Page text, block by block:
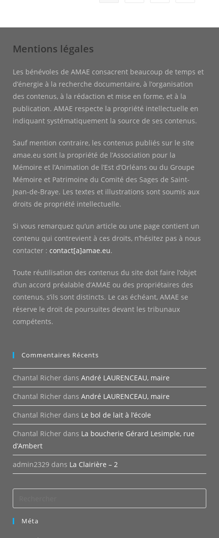
Mentions légales
Les bénévoles de AMAE consacrent beaucoup de temps et
d’énergie à la recherche documentaire, à l’organisation
des contenus, à la rédaction et mise en forme, et à la
publication. AMAE respecte la propriété intellectuelle en
indiquant systématiquement la source de ses contenus.
Sauf mention contraire, les contenus publiés sur le site
amae.eu sont la propriété de l’Association pour la
Mémoire et l’Animation de l’Est d’Orléans ou du Groupe
Mémoire et Patrimoine du Comité des Sages de Saint-
Jean-de-Braye. Les textes et illustrations sont soumis aux
droits de propriété intellectuelle.
Si vous remarquez qu’un article ou une page contient un
contenu qui contrevient à ces droits, n’hésitez pas à nous
contacter :contact[a]amae.eu.
Toute réutilisation des contenus du site doit faire l’objet
d’un accord préalable d’AMAE ou des propriétaires des
contenus, s’ils sont distincts. Le cas échéant, AMAE se
réserve le droit de poursuites devant les tribunaux
compétents.
Commentaires Récents
Chantal Richer dansAndré LAURENCEAU, maire
Chantal Richer dansAndré LAURENCEAU, maire
Chantal Richer dans Le bol de lait à l’école
Chantal Richer dans La boucherie Gérard Lesimple, rue
d’Ambert
admin2329 dans La Clairière – 2
Méta